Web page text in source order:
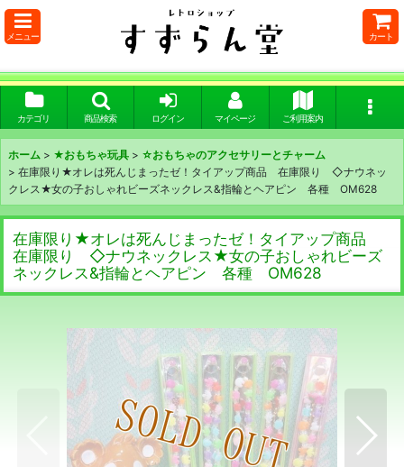
メニュー カート
カテゴリ 商品検索 ログイン マイページ ご利用案内
ホーム > ★おもちゃ玩具 > ☆おもちゃのアクセサリーとチャーム
> 在庫限り★オレは死んじまったゼ！タイアップ商品 在庫限り ◇ナウネッ
クレス★女の子おしゃれビーズネックレス&指輪とヘアピン 各種 OM628
在庫限り★オレは死んじまったゼ！タイアップ商品
在庫限り ◇ナウネックレス★女の子おしゃれビーズ
ネックレス&指輪とヘアピン 各種 OM628